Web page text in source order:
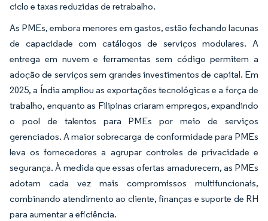
ciclo e taxas reduzidas de retrabalho.
As PMEs, embora menores em gastos, estão fechando lacunas
de capacidade com catálogos de serviços modulares. A
entrega em nuvem e ferramentas sem código permitem a
adoção de serviços sem grandes investimentos de capital. Em
2025, a Índia ampliou as exportações tecnológicas e a força de
trabalho, enquanto as Filipinas criaram empregos, expandindo
o pool de talentos para PMEs por meio de serviços
gerenciados. A maior sobrecarga de conformidade para PMEs
leva os fornecedores a agrupar controles de privacidade e
segurança. À medida que essas ofertas amadurecem, as PMEs
adotam cada vez mais compromissos multifuncionais,
combinando atendimento ao cliente, finanças e suporte de RH
para aumentar a eficiência.